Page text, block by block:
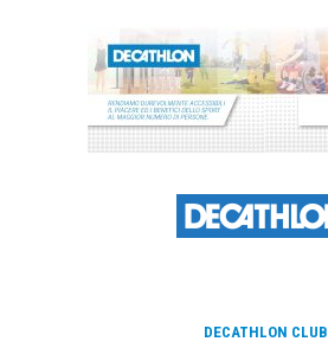
DECATHLON CLUB